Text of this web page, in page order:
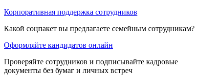
Корпоративная поддержка сотрудников
Какой соцпакет вы предлагаете семейным сотрудникам?
Оформляйте кандидатов онлайн
Проверяйте сотрудников и подписывайте кадровые
документы без бумаг и личных встреч